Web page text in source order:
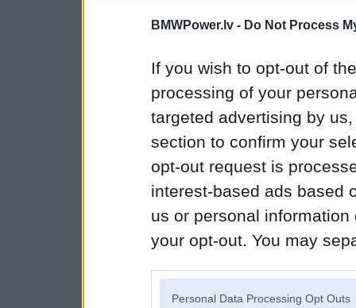
BMWPower.lv - Do Not Process
If you wish to opt-out of
processing of your
targeted advertising by
section to confirm your
opt-out request is
interest-based ads based
us or personal
your opt-out. You may
Personal Data Processing Opt Outs